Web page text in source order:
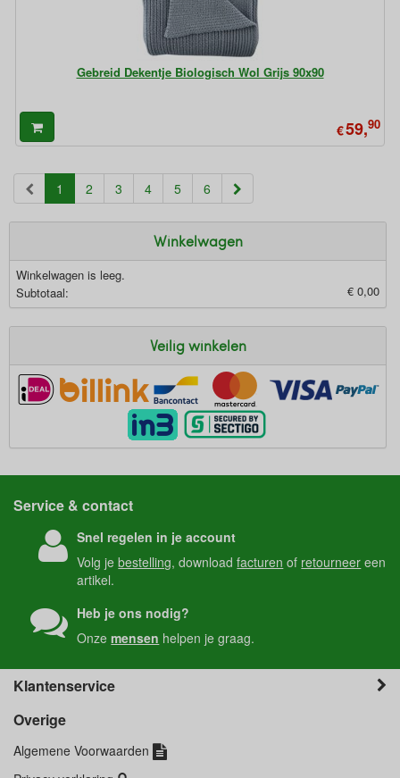
Gebreid Dekentje Biologisch Wol Grijs 90x90
€59,90
1 (current)
2 3 4 5 6
Winkelwagen
Winkelwagen is leeg.
Subtotaal:
€ 0,00
Veilig winkelen
Service & contact
Snel regelen in je account
Volg jebestelling, downloadfacturen of retourneer een
artikel.
Heb je ons nodig?
Onzemensen helpen je graag.
Klantenservice
Overige
Algemene Voorwaarden